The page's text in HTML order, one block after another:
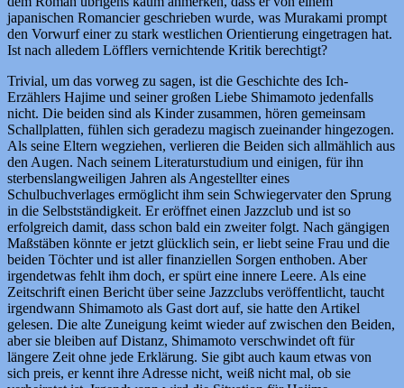
japanischen Romancier geschrieben wurde, was Murakami prompt
den Vorwurf einer zu stark westlichen Orientierung eingetragen hat.
Ist nach alledem Löfflers vernichtende Kritik berechtigt?
Trivial, um das vorweg zu sagen, ist die Geschichte des Ich-
Erzählers Hajime und seiner großen Liebe Shimamoto jedenfalls
nicht. Die beiden sind als Kinder zusammen, hören gemeinsam
Schallplatten, fühlen sich geradezu magisch zueinander hingezogen.
Als seine Eltern wegziehen, verlieren die Beiden sich allmählich aus
den Augen. Nach seinem Literaturstudium und einigen, für ihn
sterbenslangweiligen Jahren als Angestellter eines
Schulbuchverlages ermöglicht ihm sein Schwiegervater den Sprung
in die Selbstständigkeit. Er eröffnet einen Jazzclub und ist so
erfolgreich damit, dass schon bald ein zweiter folgt. Nach gängigen
Maßstäben könnte er jetzt glücklich sein, er liebt seine Frau und die
beiden Töchter und ist aller finanziellen Sorgen enthoben. Aber
irgendetwas fehlt ihm doch, er spürt eine innere Leere. Als eine
Zeitschrift einen Bericht über seine Jazzclubs veröffentlicht, taucht
irgendwann Shimamoto als Gast dort auf, sie hatte den Artikel
gelesen. Die alte Zuneigung keimt wieder auf zwischen den Beiden,
aber sie bleiben auf Distanz, Shimamoto verschwindet oft für
längere Zeit ohne jede Erklärung. Sie gibt auch kaum etwas von
sich preis, er kennt ihre Adresse nicht, weiß nicht mal, ob sie